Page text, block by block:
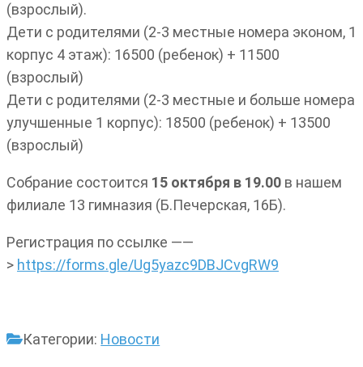
(взрослый).
Дети с родителями (2-3 местные номера эконом, 1
корпус 4 этаж): 16500 (ребенок) + 11500
(взрослый)
Дети с родителями (2-3 местные и больше номера
улучшенные 1 корпус): 18500 (ребенок) + 13500
(взрослый)
Собрание состоится 15 октября в 19.00 в нашем
филиале 13 гимназия (Б.Печерская, 16Б).
Регистрация по ссылке ——
> https://forms.gle/Ug5yazc9DBJCvgRW9
Категории: Новости